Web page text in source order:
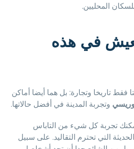
المحليين.
في هذه
فقط تاريخا وتجارة: بل هما أيضا أماكن
وتجربة المدينة في أفضل حالاتها.
تجربة كل شيء من التاباس
التي تحترم التقاليد. على سبيل